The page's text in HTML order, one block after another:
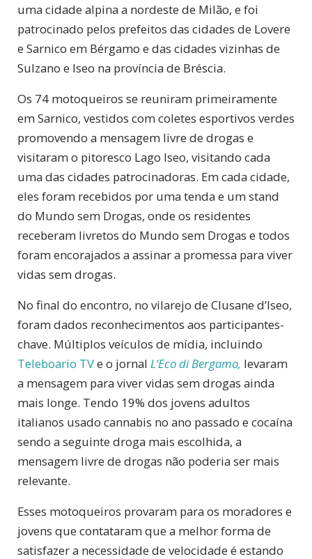
uma cidade alpina a nordeste de Milão, e foi
patrocinado pelos prefeitos das cidades de Lovere
e Sarnico em Bérgamo e das cidades vizinhas de
Sulzano e Iseo na província de Bréscia.
Os 74 motoqueiros se reuniram primeiramente
em Sarnico, vestidos com coletes esportivos verdes
promovendo a mensagem livre de drogas e
visitaram o pitoresco Lago Iseo, visitando cada
uma das cidades patrocinadoras. Em cada cidade,
eles foram recebidos por uma tenda e um stand
do Mundo sem Drogas, onde os residentes
receberam livretos do Mundo sem Drogas e todos
foram encorajados a assinar a promessa para viver
vidas sem drogas.
No final do encontro, no vilarejo de Clusane d’Iseo,
foram dados reconhecimentos aos participantes-
chave. Múltiplos veículos de mídia, incluindo
Teleboario TVe o jornal L’Eco di Bergamo, levaram
a mensagem para viver vidas sem drogas ainda
mais longe. Tendo 19% dos jovens adultos
italianos usado cannabis no ano passado e cocaína
sendo a seguinte droga mais escolhida, a
mensagem livre de drogas não poderia ser mais
relevante.
Esses motoqueiros provaram para os moradores e
jovens que contataram que a melhor forma de
satisfazer a necessidade de velocidade é estando